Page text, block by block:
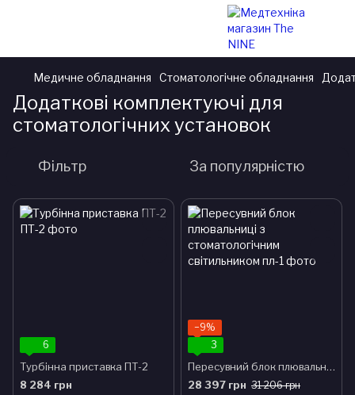
Медичне обладнання Стоматологічне обладнання
Додаткові комплектуючі для
стоматологічних установок
Фільтр За популярністю
6
Турбінна приставка ПТ-2
8 284 грн
−9%
3
Пересувний блок плювальниці з стоматологічним світильником
28 397 грн 31 206 грн